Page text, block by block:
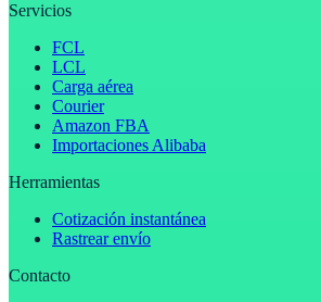
Servicios
FCL
LCL
Carga aérea
Courier
Amazon FBA
Importaciones Alibaba
Herramientas
Cotización instantánea
Rastrear envío
Contacto